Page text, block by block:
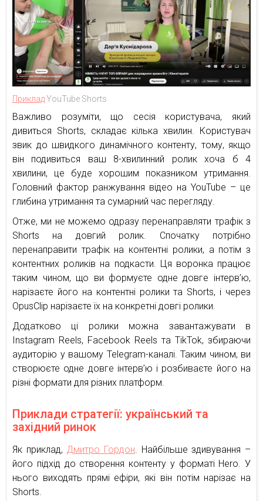
ПрикладYouTube Shorts
Важливо розуміти, що сесія користувача, який
дивиться Shorts, складає кілька хвилин. Користувач
звик до швидкого динамічного контенту, тому, якщо
він подивиться ваш 8-хвилинний ролик хоча б 4
хвилини, це буде хорошим показником утримання.
Головний фактор ранжування відео на YouTube – це
глибина утримання та сумарний час перегляду.
Отже, ми не можемо одразу перенаправляти трафік з
Shorts на довгий ролик. Спочатку потрібно
перенаправити трафік на контентні ролики, а потім з
контентних роликів на подкасти. Ця воронка працює
таким чином, що ви формуєте одне довге інтерв’ю,
нарізаєте його на контентні ролики та Shorts, і через
OpusClip нарізаєте їх на конкретні довгі ролики.
Додатково ці ролики можна завантажувати в
Instagram Reels, Facebook Reels та TikTok, збираючи
аудиторію у вашому Telegram-каналі. Таким чином, ви
створюєте одне довге інтерв’ю і розбиваєте його на
різні формати для різних платформ.
Приклади стратегії: український та
західний ринок
Як приклад, Дмитро Гордон. Найбільше здивування –
його підхід до створення контенту у форматі Hero. У
нього виходять прямі ефіри, які він потім нарізає на
Shorts.